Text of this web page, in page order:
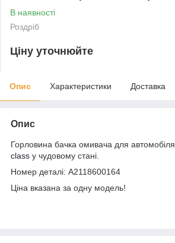
В наявності
Роздріб
Ціну уточнюйте
Опис Характеристики Доставка
Опис
Горловина бачка омивача для автомобіля
class у чудовому стані.
Номер деталі: A2118600164
Ціна вказана за одну модель!